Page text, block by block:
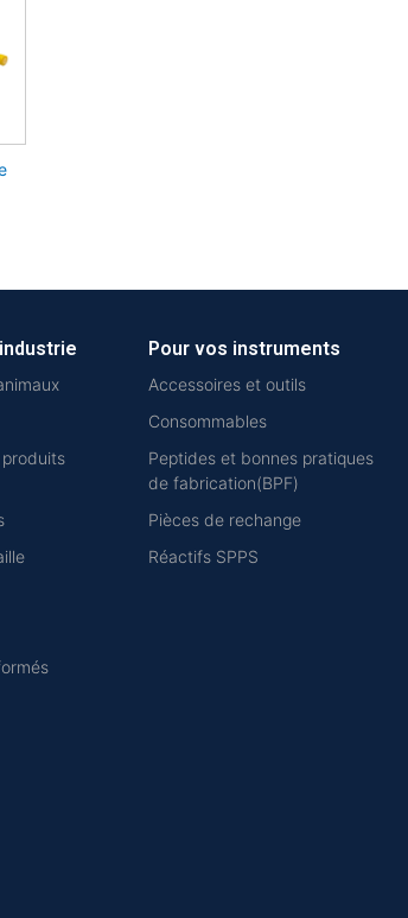
Pour vos instruments
Accessoires et outils
Consommables
Peptides et bonnes pratiques
de fabrication(BPF)
Pièces de rechange
Réactifs SPPS